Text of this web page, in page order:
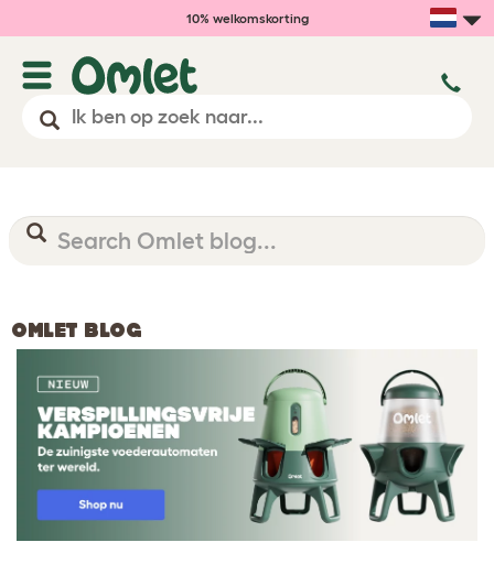
10% welkomskorting
OMLET BLOG